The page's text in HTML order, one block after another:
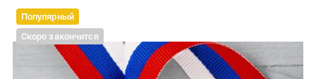
Популярный
Скоро закончится